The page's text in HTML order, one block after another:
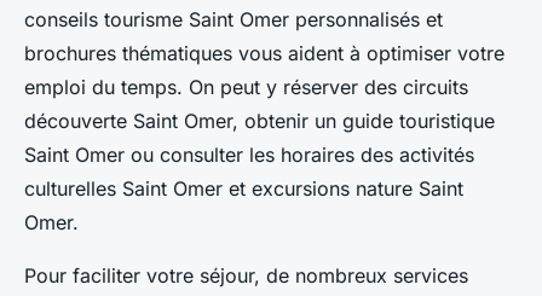
conseils tourisme Saint Omer personnalisés et
brochures thématiques vous aident à optimiser votre
emploi du temps. On peut y réserver des circuits
découverte Saint Omer, obtenir un guide touristique
Saint Omer ou consulter les horaires des activités
culturelles Saint Omer et excursions nature Saint
Omer.
Pour faciliter votre séjour, de nombreux services